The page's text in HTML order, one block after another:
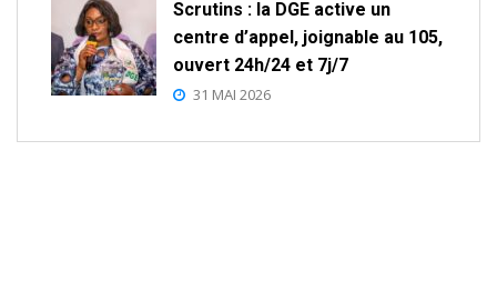
Scrutins : la DGE active un
centre d’appel, joignable au 105,
ouvert 24h/24 et 7j/7
31 MAI 2026